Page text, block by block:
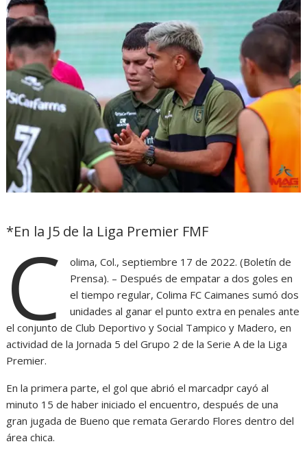
*En la J5 de la Liga Premier FMF
C
olima, Col., septiembre 17 de 2022. (Boletín de
Prensa). – Después de empatar a dos goles en
el tiempo regular, Colima FC Caimanes sumó dos
unidades al ganar el punto extra en penales ante
el conjunto de Club Deportivo y Social Tampico y Madero, en
actividad de la Jornada 5 del Grupo 2 de la Serie A de la Liga
Premier.
En la primera parte, el gol que abrió el marcadpr cayó al
minuto 15 de haber iniciado el encuentro, después de una
gran jugada de Bueno que remata Gerardo Flores dentro del
área chica.